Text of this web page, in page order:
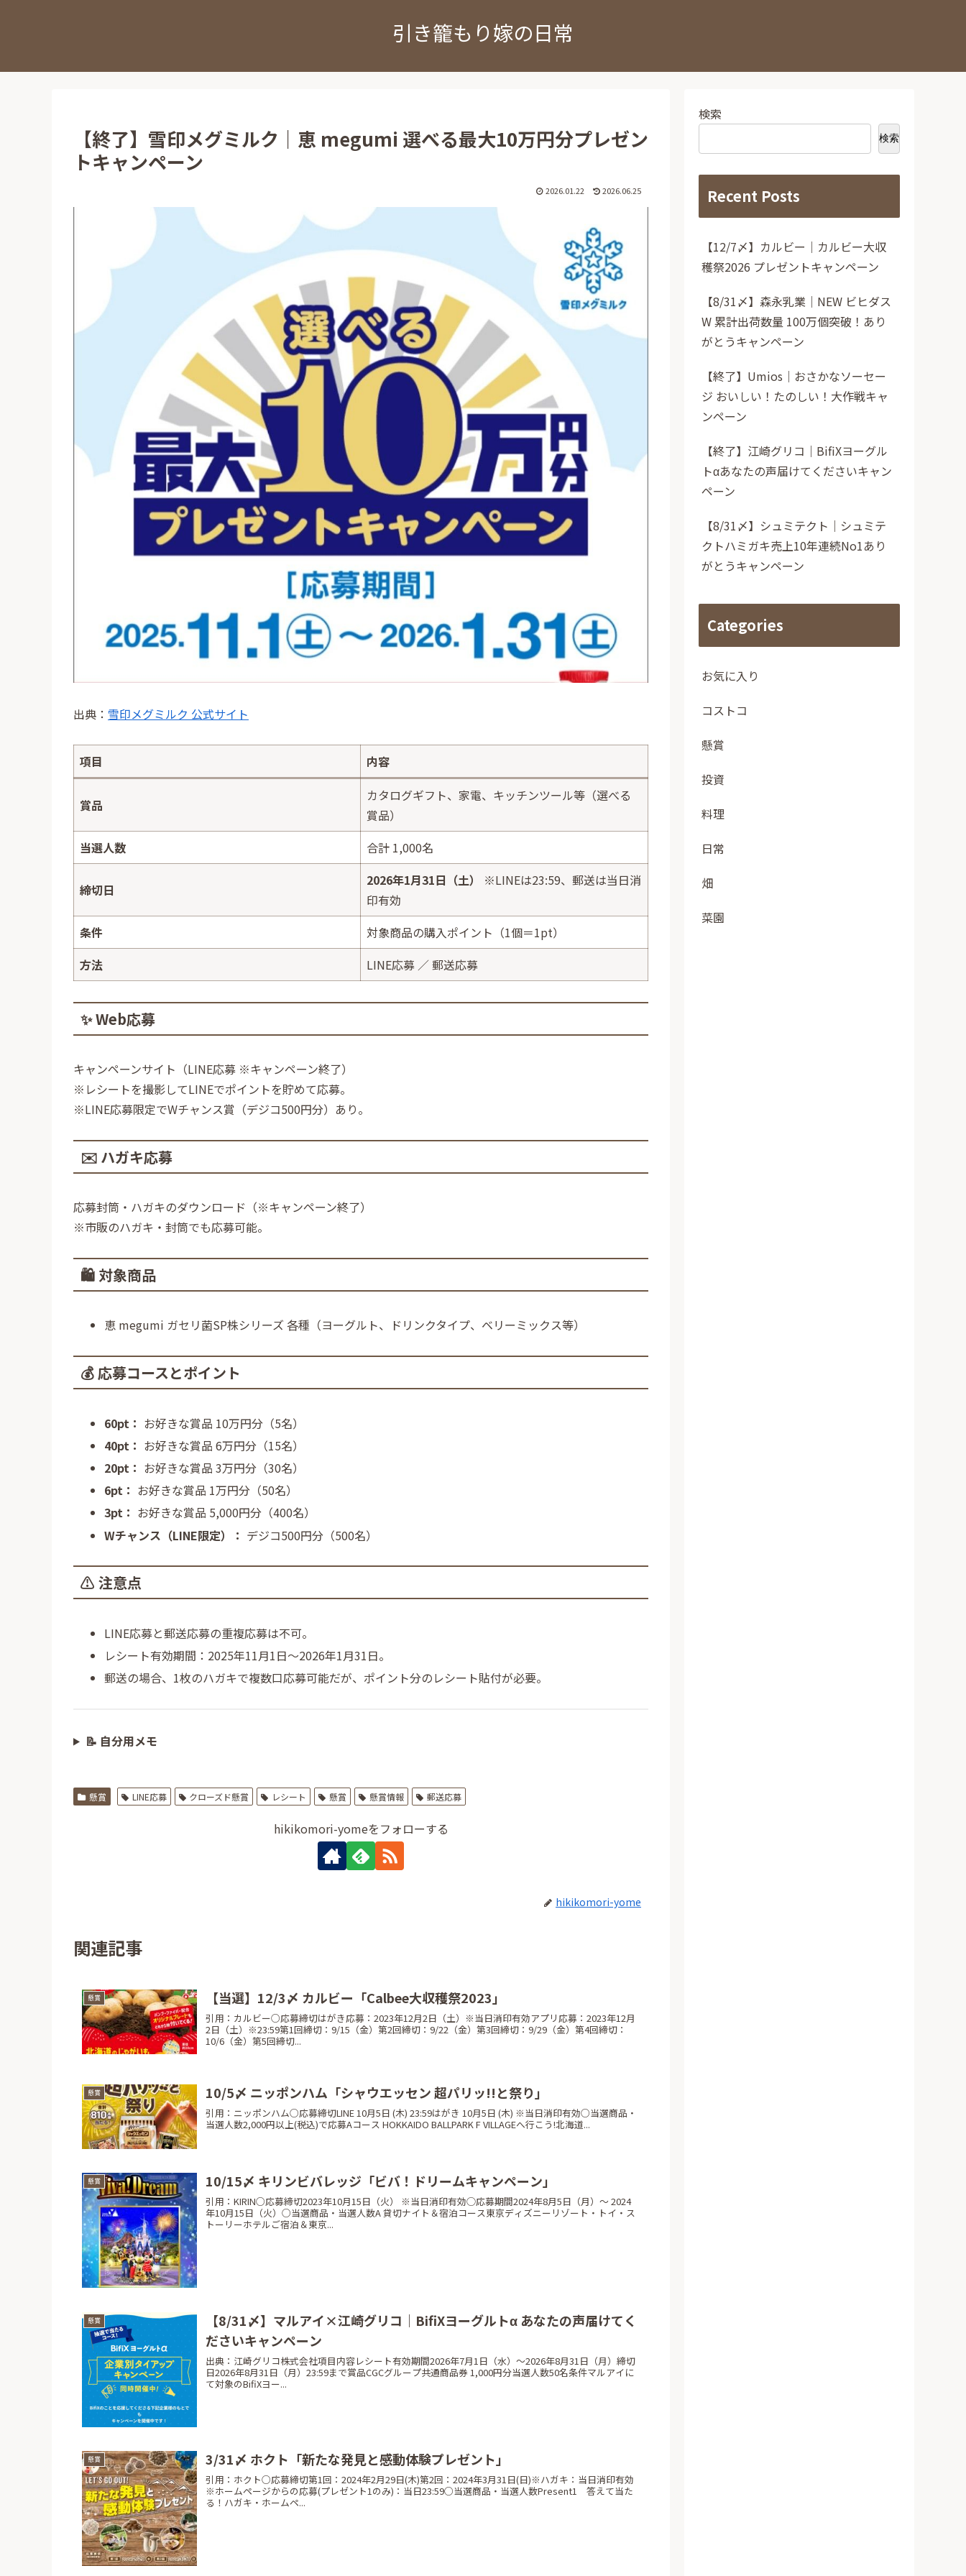
引き籠もり嫁の日常
【終了】雪印メグミルク｜恵 megumi 選べる最大10万円分プレゼン
トキャンペーン
2026.01.22 2026.06.25
出典： 雪印メグミルク 公式サイト
項目 内容
賞品
カタログギフト、家電、キッチンツール等（選べる
賞品）
当選人数
合計 1,000名
締切日
2026年1月31日（土）
※LINEは23:59、郵送は当日消
印有効
条件
対象商品の購入ポイント（1個＝1pt）
方法
LINE応募 ／ 郵送応募
✨ Web応募
キャンペーンサイト（LINE応募 ※キャンペーン終了）
※レシートを撮影してLINEでポイントを貯めて応募。
※LINE応募限定でWチャンス賞（デジコ500円分）あり。
✉️ ハガキ応募
応募封筒・ハガキのダウンロード（※キャンペーン終了）
※市販のハガキ・封筒でも応募可能。
🛍️ 対象商品
恵 megumi ガセリ菌SP株シリーズ 各種（ヨーグルト、ドリンクタイプ、ベリーミックス等）
💰 応募コースとポイント
60pt： お好きな賞品 10万円分（5名）
40pt： お好きな賞品 6万円分（15名）
20pt： お好きな賞品 3万円分（30名）
6pt： お好きな賞品 1万円分（50名）
3pt： お好きな賞品 5,000円分（400名）
Wチャンス（LINE限定）： デジコ500円分（500名）
⚠️ 注意点
LINE応募と郵送応募の重複応募は不可。
レシート有効期間：2025年11月1日〜2026年1月31日。
郵送の場合、1枚のハガキで複数口応募可能だが、ポイント分のレシート貼付が必要。
📝 自分用メモ
懸賞 LINE応募 クローズド懸賞 レシート 懸賞 懸賞情報 郵送応募
hikikomori-yomeをフォローする
hikikomori-yome
関連記事
懸賞 【当選】12/3〆 カルビー「Calbee大収穫祭2023」
引用：カルビー○応募締切はがき応募：2023年12月2日（土）※当日消印有効アプリ応募：2023年12月
2日（土）※23:59第1回締切：9/15（金）第2回締切：9/22（金）第3回締切：9/29（金）第4回締切：
10/6（金）第5回締切...
懸賞 10/5〆 ニッポンハム「シャウエッセン 超パリッ!!と祭り」
引用：ニッポンハム○応募締切LINE 10月5日 (木) 23:59はがき 10月5日 (木) ※当日消印有効○当選商品・
当選人数2,000円以上(税込)で応募Aコース HOKKAIDO BALLPARK F VILLAGEへ行こう!北海道...
懸賞 10/15〆 キリンビバレッジ「ビバ！ドリームキャンペーン」
引用：KIRIN○応募締切2023年10月15日（火） ※当日消印有効◯応募期間2024年8月5日（月）〜 2024
年10月15日（火）○当選商品・当選人数A 貸切ナイト＆宿泊コース東京ディズニーリゾート・トイ・ス
トーリーホテルご宿泊＆東京...
懸賞
【8/31〆】マルアイ×江崎グリコ｜BifiXヨーグルトα あなたの声届けてく
ださいキャンペーン
出典：江崎グリコ株式会社項目内容レシート有効期間2026年7月1日（水）〜2026年8月31日（月）締切
日2026年8月31日（月）23:59まで賞品CGCグループ共通商品券 1,000円分当選人数50名条件マルアイに
て対象のBifiXヨー...
懸賞 3/31〆 ホクト「新たな発見と感動体験プレゼント」
引用：ホクト○応募締切第1回：2024年2月29日(木)第2回：2024年3月31日(日)※ハガキ：当日消印有効
※ホームページからの応募(プレゼント1のみ)：当日23:59○当選商品・当選人数Present1 答えて当た
る！ハガキ・ホームペ...
検索
検索
Recent Posts
【12/7〆】カルビー｜カルビー大収
穫祭2026 プレゼントキャンペーン
【8/31〆】森永乳業｜NEW ビヒダス
W 累計出荷数量 100万個突破！あり
がとうキャンペーン
【終了】Umios｜おさかなソーセー
ジ おいしい！たのしい！大作戦キャ
ンペーン
【終了】江崎グリコ｜BifiXヨーグル
トαあなたの声届けてくださいキャン
ペーン
【8/31〆】シュミテクト｜シュミテ
クトハミガキ売上10年連続No1あり
がとうキャンペーン
Categories
お気に入り
コストコ
懸賞
投資
料理
日常
畑
菜園